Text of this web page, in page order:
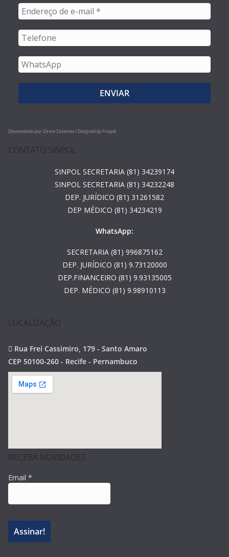
Desenvolvido por Direta Sistemas /Designed by Freepik
CONTATO SINPOL
SINPOL SECRETARIA (81) 34239174
SINPOL SECRETARIA (81) 34232248
DEP. JURÍDICO (81) 31261582
DEP MÉDICO (81) 34234219
WhatsApp:
SECRETARIA (81) 996875162
DEP. JURÍDICO (81) 9.73120000
DEP.FINANCEIRO (81) 9.93135005
DEP. MÉDICO (81) 9.98910113
LOCALIZAÇÃO
Rua Frei Cassimiro, 179 - Santo Amaro
CEP 50100-260 - Recife - Pernambuco
RECEBA NOVIDADES
Email *